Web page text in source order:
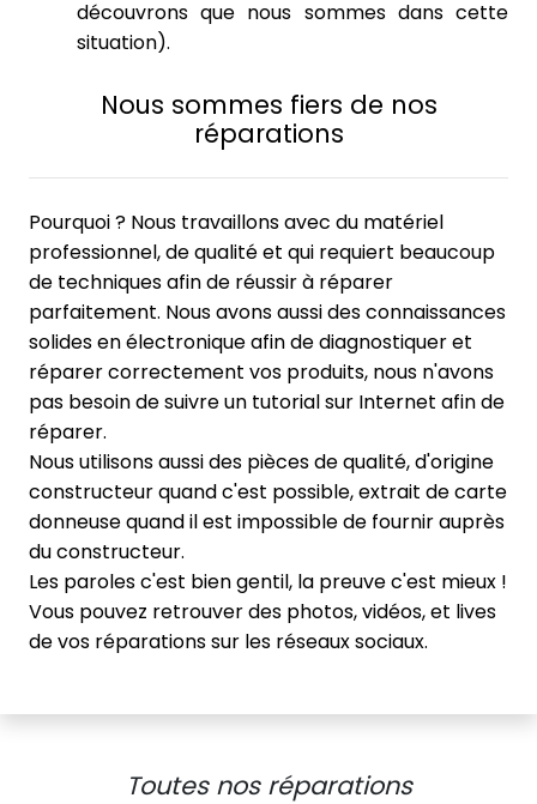
découvrons que nous sommes dans cette
situation).
Nous sommes fiers de nos
réparations
Pourquoi ? Nous travaillons avec du matériel
professionnel, de qualité et qui requiert beaucoup
de techniques afin de réussir à réparer
parfaitement. Nous avons aussi des connaissances
solides en électronique afin de diagnostiquer et
réparer correctement vos produits, nous n'avons
pas besoin de suivre un tutorial sur Internet afin de
réparer.
Nous utilisons aussi des pièces de qualité, d'origine
constructeur quand c'est possible, extrait de carte
donneuse quand il est impossible de fournir auprès
du constructeur.
Les paroles c'est bien gentil, la preuve c'est mieux !
Vous pouvez retrouver des photos, vidéos, et lives
de vos réparations sur les réseaux sociaux.
Toutes nos réparations